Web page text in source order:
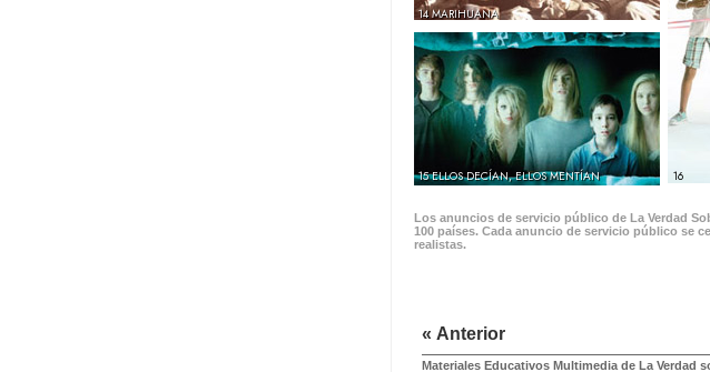
14 MARIHUANA
15 ELLOS DECÍAN, ELLOS MENTÍAN 16
Los anuncios de servicio público de La Verdad
100 países. Cada anuncio de servicio público se
realistas.
« Anterior
Materiales Educativos Multimedia de La Verdad